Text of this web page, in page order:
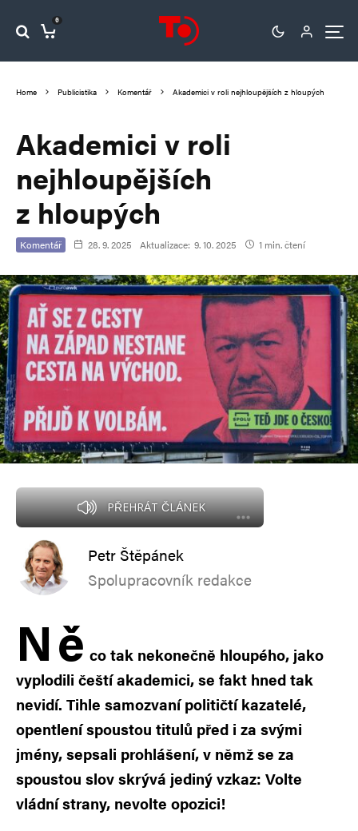
0
Home Publicistika Komentář Akademici v roli nejhloupějších z hloupých
Akademici v roli
nejhloupějších
z hloupých
Komentář 28. 9. 2025 Aktualizace: 9. 10. 2025 1 min. čtení
PŘEHRÁT ČLÁNEK
Petr Štěpánek
Spolupracovník redakce
Ně co tak nekonečně hloupého, jako
vyplodili čeští akademici, se fakt hned tak
nevidí. Tihle samozvaní političtí kazatelé,
opentlení spoustou titulů před i za svými
jmény, sepsali prohlášení, v němž se za
spoustou slov skrývá jediný vzkaz: Volte
vládní strany, nevolte opozici!